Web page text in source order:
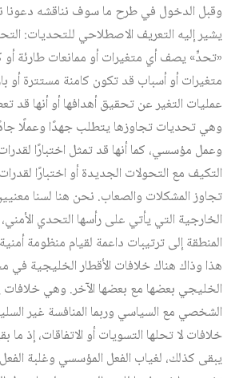
وقبل الدخول في طرح ما سوف نناقشه دعونا
يشير إليه التعريف الاصطلاحي للتحديات:
«تحدٍّ» يصف أي متغيرات أو ممانعات طارئة أو
متغيرات أو أسباب قد تكون كامنة مستترة أو
عمليات التغير عن تحقيق أهدافها أو أنها قد
وهي تحديات تجاوزها يتطلب جهدًا وعملًا
وعمل مؤسسي، كما أنها قد تمثل اختبارًا
التكيف مع التحولات الجديدة أو اختبارًا
تجاوز المشكلات والصعاب. نحن هنا لسنا
الخارجية التي يأتي على رأسها التحدي
المنطقة إلى ترتيبات داعمة لقيام منظومة
هذا وذاك هناك خلافات الأقطار الخليجية في
الخليجي بعضها مع بعضها الآخر. وهي خلافات
الشخصي مع السياسي وربما المنافسة غير
خلافات لا تحلها التسويات أو الاتفاقات، إذ
يبقى كذلك، لغياب الفعل المؤسسي وغلبة